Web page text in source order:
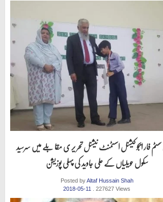
فار ایجو کیشنل اسسٹمنٹ نیشنل تحر یر ی مقا بلے میں سرسید
سکول حویلیاں کے علی جاوید کی پہلی پوزیشن
Posted byAltaf Hussain Shah
2018-05-11
. 227627 Views